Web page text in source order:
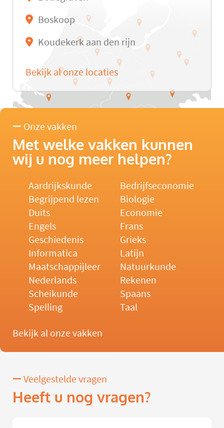
Boskoop
Koudekerk aan den rijn
Bekijk al onze locaties
Onze vakken
Met welke vakken kunnen
wij u nog meer helpen?
Aardrijkskunde
Bedrijfseconomie
Begrijpend lezen
Biologie
Duits
Economie
Engels
Frans
Geschiedenis
Grieks
Informatica
Latijn
Maatschappijleer
Natuurkunde
Nederlands
Rekenen
Scheikunde
Spaans
Spelling
Taal
Bekijk al onze vakken
Veelgestelde vragen
Heeft u nog vragen?